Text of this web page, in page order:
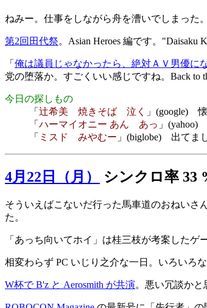
ねみー。仕事をしながら舟を漕いでしまった
第2回田代祭。Asian Heroes 編です。"Daisaku
「 俺は議員じゃなかったら、絶対ＡＶ男優に
党の堕落か。すごくいい感じですね。Back to
今日の探しもの
「 辻希美 焼きそば 泣く
」(google)
「 ハーマイオニー あん あっ 」(yahoo)
「 ミスド みやむー 」(biglobe) 出てま
4月22日（月） シンクロ率 33
そういえばこないだ行った馬車道のおねいさ
た。
「あっち向いてホイ」は桂三枝が考案した
相変わらず PC いじり之介な一日。いろいろ
W杯で B'z と Aerosmith が共演。悪い冗談かと